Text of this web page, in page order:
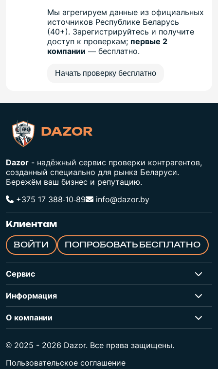
Мы агрегируем данные из официальных
источников Республике Беларусь
(40+). Зарегистрируйтесь и получите
доступ к проверкам; первые 2
компании — бесплатно.
Начать проверку бесплатно
DAZOR
Dazor - надёжный сервис проверки контрагентов,
созданный специально для рынка Беларуси.
Бережём ваш бизнес и репутацию.
+375 17 388‑10‑89
info@dazor.by
Клиентам
ВОЙТИ ПОПРОБОВАТЬ БЕСПЛАТНО
Сервис
Информация
О компании
© 2025 - 2026 Dazor. Все права защищены.
Пользовательское соглашение